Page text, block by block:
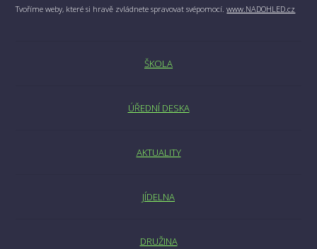
Tvoříme weby, které si hravě zvládnete spravovat svépomocí.www.NADOHLED.cz
ŠKOLA
ÚŘEDNÍ DESKA
AKTUALITY
JÍDELNA
DRUŽINA